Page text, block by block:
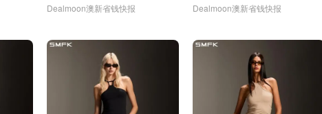
Dealmoon澳新省钱快报 Dealmoon澳新省钱快报